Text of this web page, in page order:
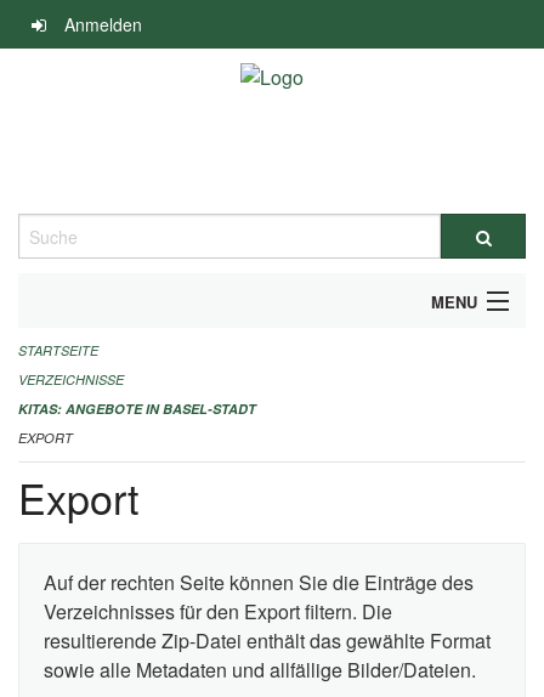
Navigation
überspringen
Anmelden
Suche
MENU
ALLGEMEINE INFORMATIONEN
IMPRESSUM
STARTSEITE
VERZEICHNISSE
KITAS: ANGEBOTE IN BASEL-STADT
EXPORT
Export
Auf der rechten Seite können Sie die Einträge des
Verzeichnisses für den Export filtern. Die
resultierende Zip-Datei enthält das gewählte Format
sowie alle Metadaten und allfällige Bilder/Dateien.